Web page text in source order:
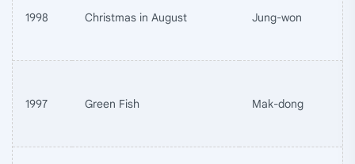
1998 Christmas in August Jung-won
1997 Green Fish Mak-dong